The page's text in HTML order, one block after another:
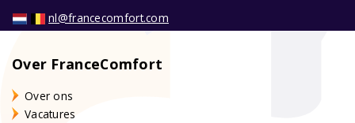
nl@francecomfort.com
Over FranceComfort
Over ons
Vacatures